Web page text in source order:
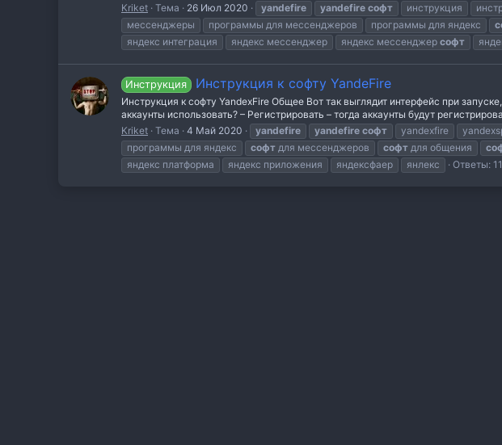
Kriket Тема 26 Июл 2020 yandefire yandefire софт инструкция
мессенджеры
программы для мессенджеров программы для яндекс
яндекс интеграция
яндекс мессенджер яндекс мессенджер софт
Инструкция Инструкция к софту YandeFire
Инструкция к софту YandexFire Общее Вот так выглядит интерфейс при
аккаунты использовать? – Регистрировать – тогда аккаунты будут
Kriket Тема 4 Май 2020 yandefire yandefire софт yandexfire
программы для яндекс
софт для мессенджеров софт для общения
яндекс платформа
яндекс приложения яндексфаер янлекс Ответы: 11